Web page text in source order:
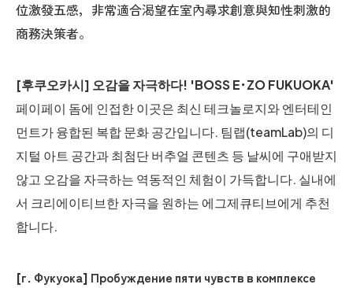
位激發五感，非常適合渴望在室內尋求創意與知性刺激的
商務決策者。
[후쿠오카시] 오감을 자극하다! 'BOSS E･ZO FUKUOKA'
페이페이 돔에 인접한 이곳은 최신 테크놀로지와 엔터테인
먼트가 융합된 복합 문화 공간입니다. 팀랩(teamLab)의 디
지털 아트 공간과 최첨단 버추얼 콘텐츠 등 날씨에 구애받지
않고 오감을 자극하는 역동적인 체험이 가득합니다. 실내에
서 크리에이티브한 자극을 원하는 에그제큐티브에게 추천
합니다.
[г. Фукуока] Пробуждение пяти чувств в комплексе